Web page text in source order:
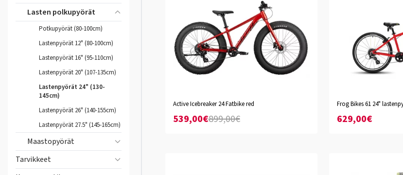
Lasten polkupyörät
Potkupyörät (80-100cm)
Lastenpyörät 12" (80-100cm)
Lastenpyörät 16" (95-110cm)
Lastenpyörät 20" (107-135cm)
Lastenpyörät 24" (130-
145cm)
Lastenpyörät 26" (140-155cm)
Lastenpyörät 27.5" (145-165cm)
Maastopyörät
Tarvikkeet
Active Icebreaker 24 Fatbike red
539,00€899,00€
Punainen Vihreä Musta
Frog Bikes 61 24"
629,00€